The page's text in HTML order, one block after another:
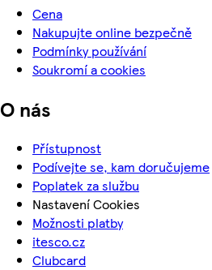
Cena
Nakupujte online bezpečně
Podmínky používání
Soukromí a cookies
O nás
Přístupnost
Podívejte se, kam doručujeme
Poplatek za službu
Nastavení Cookies
Možnosti platby
itesco.cz
Clubcard